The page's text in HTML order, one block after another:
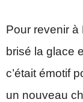
Pour revenir à
brisé la glace
c’était émotif
un nouveau